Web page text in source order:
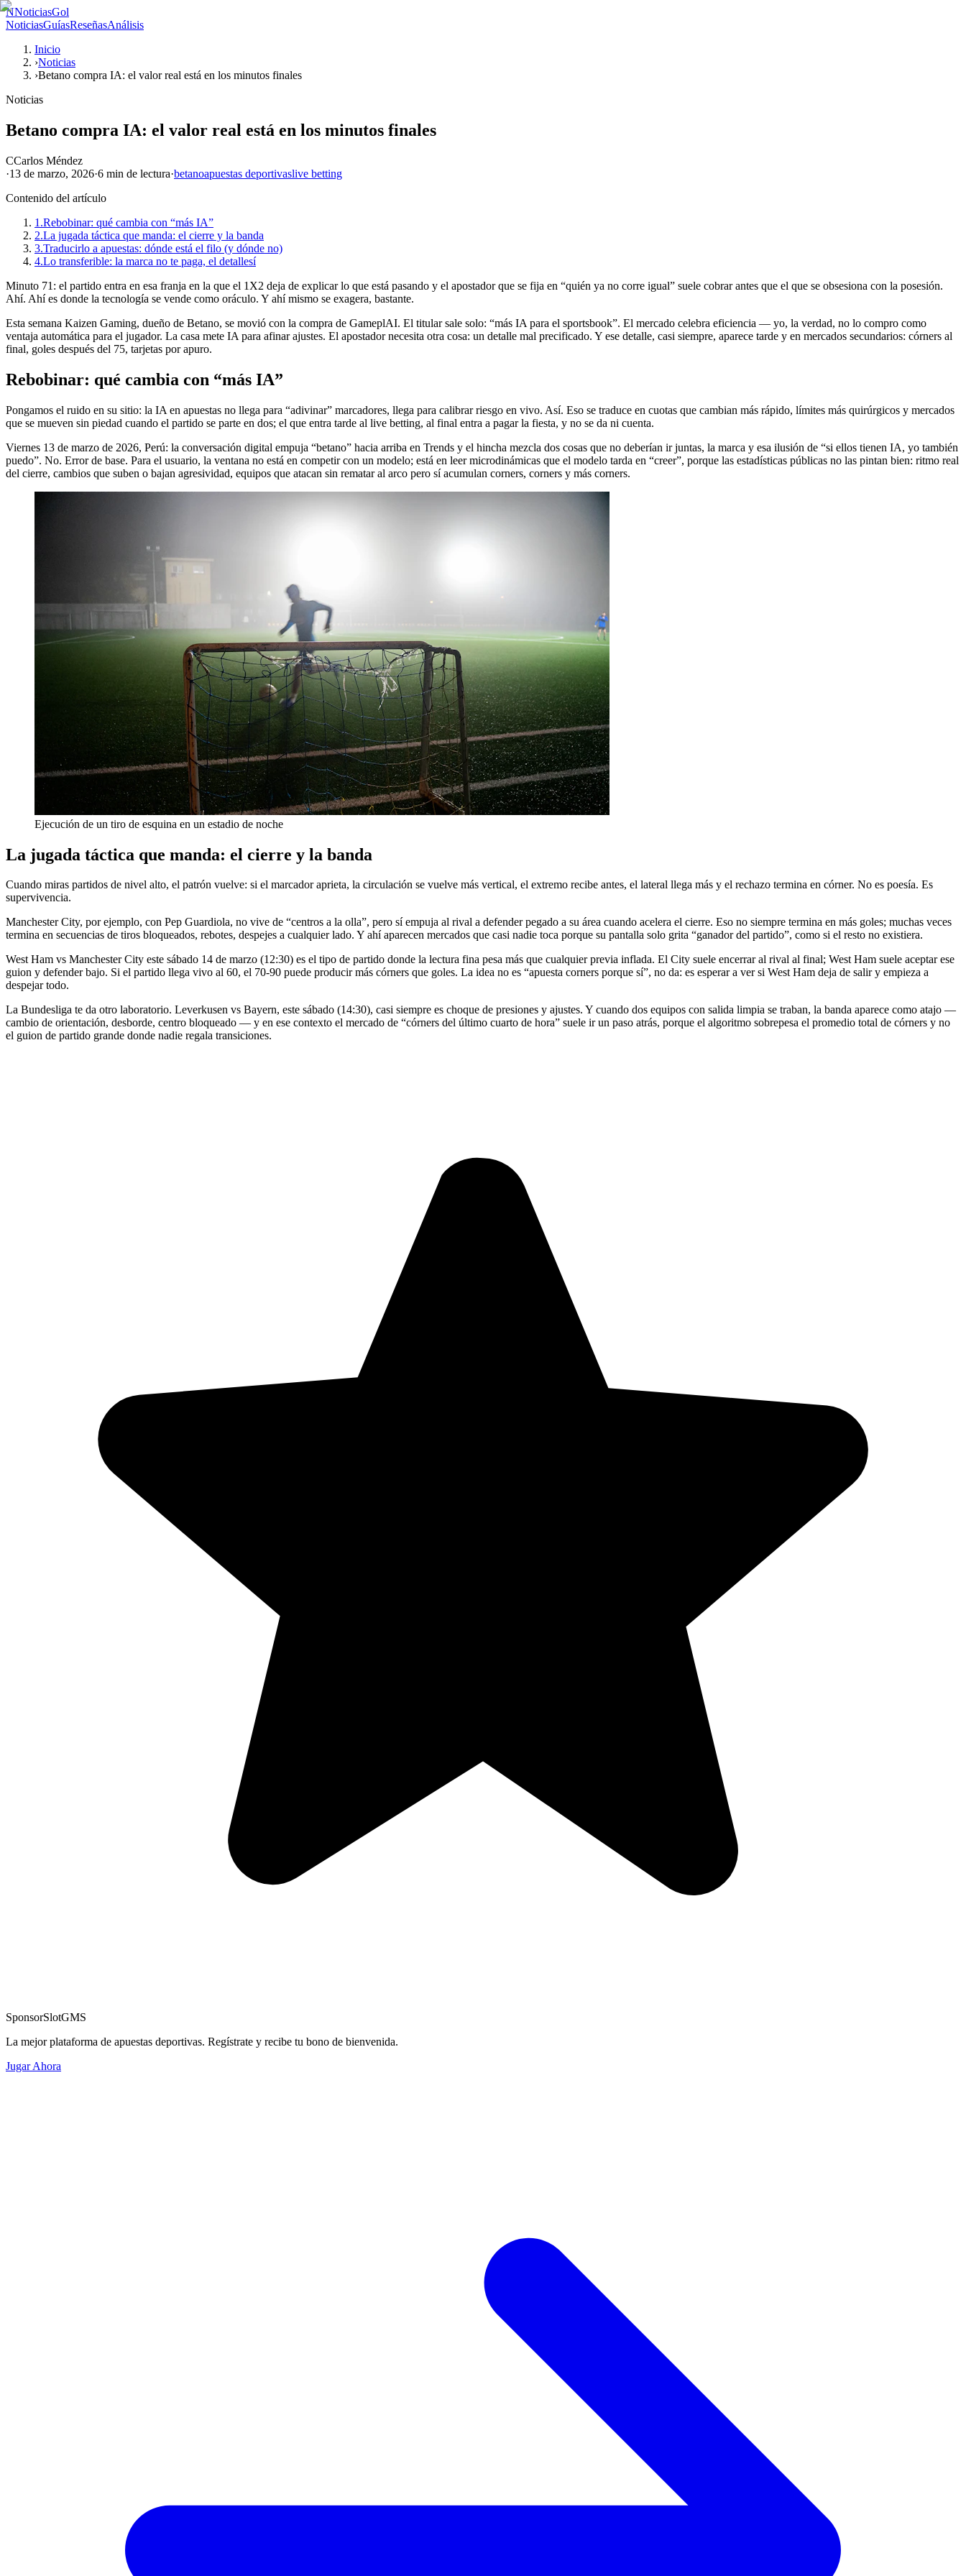
NNoticiasGol
NoticiasGuíasReseñasAnálisis
Inicio
›Noticias
›Betano compra IA: el valor real está en los minutos finales
Noticias
Betano compra IA: el valor real está en los minutos finales
CCarlos Méndez
·13 de marzo, 2026·6 min de lectura·betanoapuestas deportivaslive betting
Contenido del artículo
1.Rebobinar: qué cambia con “más IA”
2.La jugada táctica que manda: el cierre y la banda
3.Traducirlo a apuestas: dónde está el filo (y dónde no)
4.Lo transferible: la marca no te paga, el detallesí
Minuto 71: el partido entra en esa franja en la que el 1X2 deja de explicar lo que está pasando y el apostador que se fija en “quién ya no corre igual” suele cobrar antes que el que se obsesiona con la posesión.
Ahí. Ahí es donde la tecnología se vende como oráculo. Y ahí mismo se exagera, bastante.
Esta semana Kaizen Gaming, dueño de Betano, se movió con la compra de GameplAI. El titular sale solo: “más IA para el sportsbook”. El mercado celebra eficiencia — yo, la verdad, no lo compro como
ventaja automática para el jugador. La casa mete IA para afinar ajustes. El apostador necesita otra cosa: un detalle mal precificado. Y ese detalle, casi siempre, aparece tarde y en mercados secundarios: córners al
final, goles después del 75, tarjetas por apuro.
Rebobinar: qué cambia con “más IA”
Pongamos el ruido en su sitio: la IA en apuestas no llega para “adivinar” marcadores, llega para calibrar riesgo en vivo. Así. Eso se traduce en cuotas que cambian más rápido, límites más quirúrgicos y mercados
que se mueven sin piedad cuando el partido se parte en dos; el que entra tarde al live betting, al final entra a pagar la fiesta, y no se da ni cuenta.
Viernes 13 de marzo de 2026, Perú: la conversación digital empuja “betano” hacia arriba en Trends y el hincha mezcla dos cosas que no deberían ir juntas, la marca y esa ilusión de “si ellos tienen IA, yo también
puedo”. No. Error de base. Para el usuario, la ventana no está en competir con un modelo; está en leer microdinámicas que el modelo tarda en “creer”, porque las estadísticas públicas no las pintan bien: ritmo real
del cierre, cambios que suben o bajan agresividad, equipos que atacan sin rematar al arco pero sí acumulan corners, corners y más corners.
Ejecución de un tiro de esquina en un estadio de noche
La jugada táctica que manda: el cierre y la banda
Cuando miras partidos de nivel alto, el patrón vuelve: si el marcador aprieta, la circulación se vuelve más vertical, el extremo recibe antes, el lateral llega más y el rechazo termina en córner. No es poesía. Es
supervivencia.
Manchester City, por ejemplo, con Pep Guardiola, no vive de “centros a la olla”, pero sí empuja al rival a defender pegado a su área cuando acelera el cierre. Eso no siempre termina en más goles; muchas veces
termina en secuencias de tiros bloqueados, rebotes, despejes a cualquier lado. Y ahí aparecen mercados que casi nadie toca porque su pantalla solo grita “ganador del partido”, como si el resto no existiera.
West Ham vs Manchester City este sábado 14 de marzo (12:30) es el tipo de partido donde la lectura fina pesa más que cualquier previa inflada. El City suele encerrar al rival al final; West Ham suele aceptar ese
guion y defender bajo. Si el partido llega vivo al 60, el 70-90 puede producir más córners que goles. La idea no es “apuesta corners porque sí”, no da: es esperar a ver si West Ham deja de salir y empieza a
despejar todo.
La Bundesliga te da otro laboratorio. Leverkusen vs Bayern, este sábado (14:30), casi siempre es choque de presiones y ajustes. Y cuando dos equipos con salida limpia se traban, la banda aparece como atajo —
cambio de orientación, desborde, centro bloqueado — y en ese contexto el mercado de “córners del último cuarto de hora” suele ir un paso atrás, porque el algoritmo sobrepesa el promedio total de córners y no
el guion de partido grande donde nadie regala transiciones.
SponsorSlotGMS
La mejor plataforma de apuestas deportivas. Regístrate y recibe tu bono de bienvenida.
Jugar Ahora